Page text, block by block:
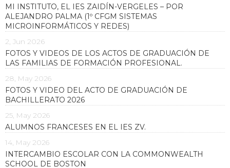
MI INSTITUTO, EL IES ZAIDÍN-VERGELES – POR
ALEJANDRO PALMA (1º CFGM SISTEMAS
MICROINFORMÁTICOS Y REDES)
2, Jun 2026
FOTOS Y VIDEOS DE LOS ACTOS DE GRADUACIÓN DE
LAS FAMILIAS DE FORMACIÓN PROFESIONAL.
28, May 2026
FOTOS Y VIDEO DEL ACTO DE GRADUACIÓN DE
BACHILLERATO 2026
25, May 2026
ALUMNOS FRANCESES EN EL IES ZV.
14, May 2026
INTERCAMBIO ESCOLAR CON LA COMMONWEALTH
SCHOOL DE BOSTON